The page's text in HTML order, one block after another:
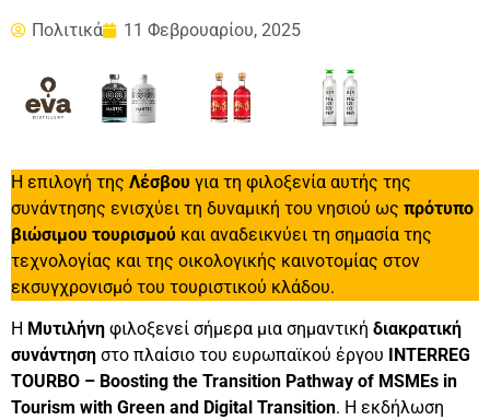
Πολιτικά 11 Φεβρουαρίου, 2025
Η επιλογή της Λέσβου για τη φιλοξενία αυτής της
συνάντησης ενισχύει τη δυναμική του νησιού ως πρότυπο
βιώσιμου τουρισμού και αναδεικνύει τη σημασία της
τεχνολογίας και της οικολογικής καινοτομίας στον
εκσυγχρονισμό του τουριστικού κλάδου.
Η Μυτιλήνη φιλοξενεί σήμερα μια σημαντική διακρατική
συνάντηση στο πλαίσιο του ευρωπαϊκού έργου
INTERREG
TOURBO – Boosting the Transition Pathway of MSMEs in
Tourism with Green and Digital Transition. Η εκδήλωση